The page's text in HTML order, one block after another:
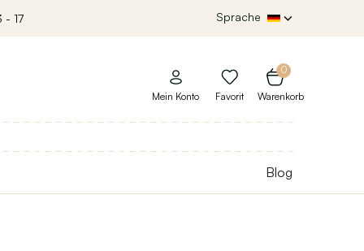
- 17 Sprache
0
Warenkorb
Mein Konto Favorit
Blog